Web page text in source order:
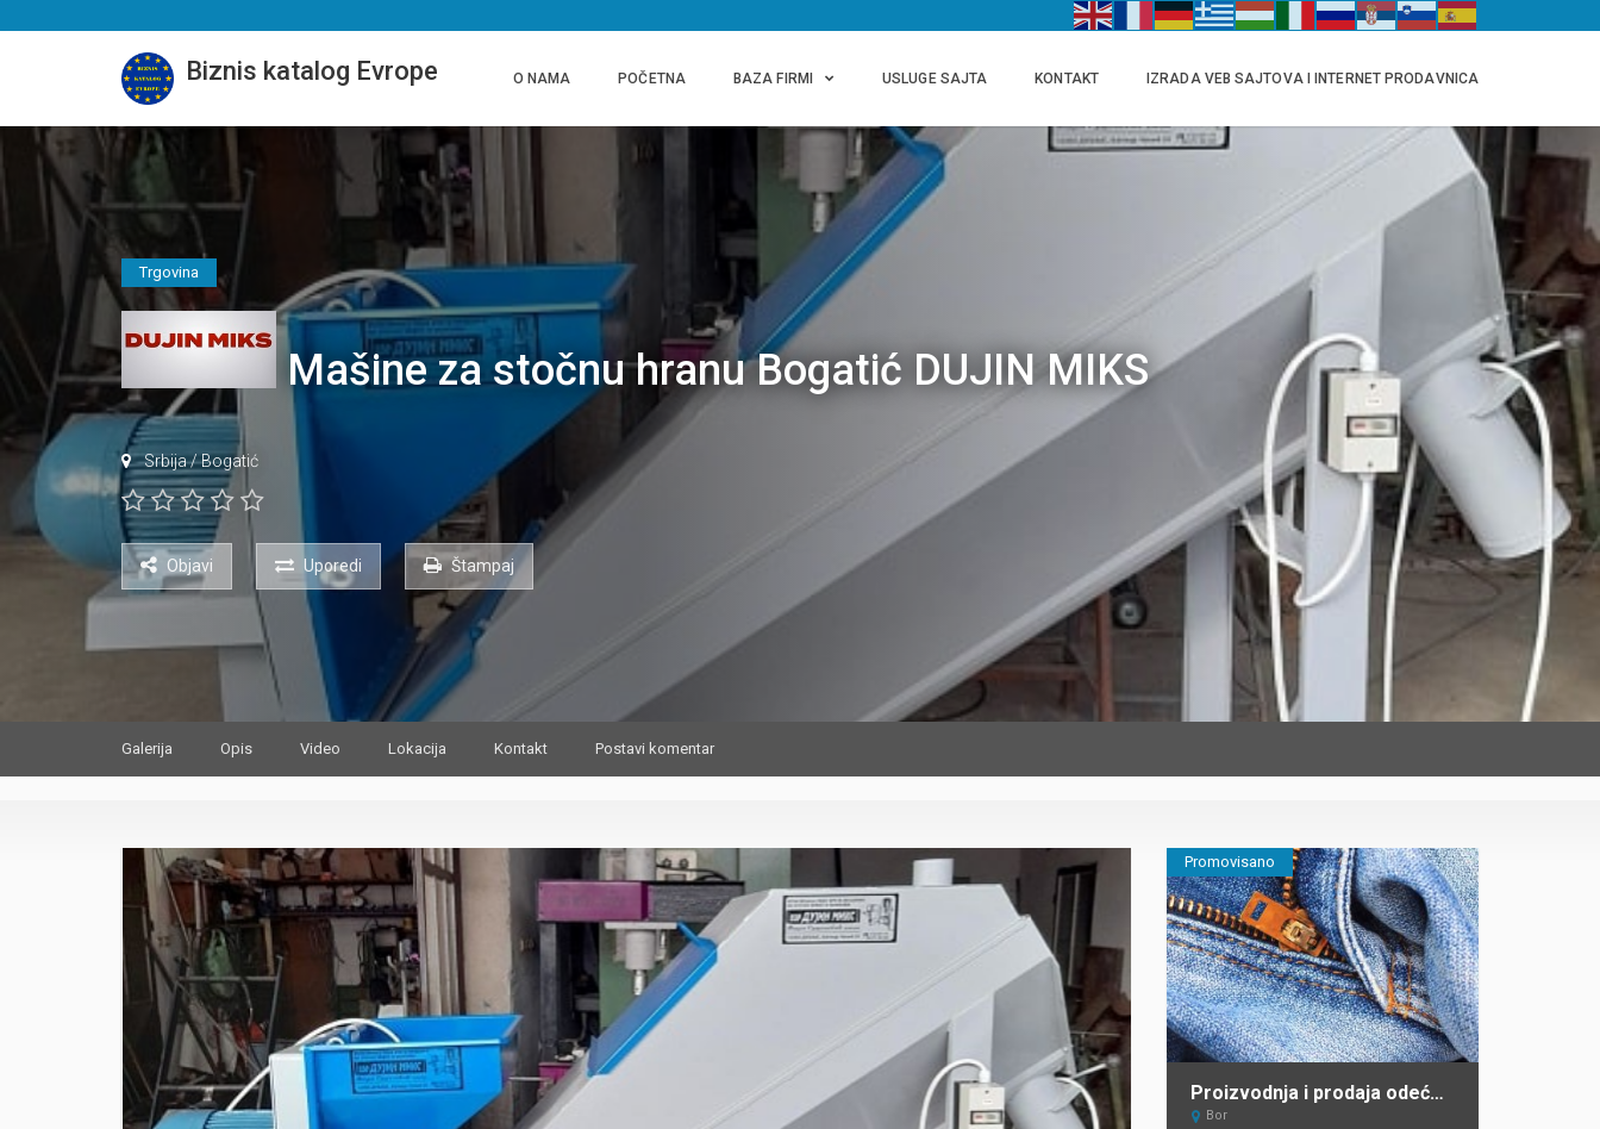
Biznis katalog Evrope O NAMA POČETNA BAZA FIRMI USLUGE SAJTA KONTAKT IZRADA VEB SAJTOVA I INTERNET PRODAVNICA
Trgovina
Mašine za stočnu hranu Bogatić DUJIN MIKS
Srbija/Bogatić
Objavi Uporedi Štampaj
Galerija Opis Video Lokacija Kontakt Postavi komentar
Promovisano
Proizvodnja i prodaja odeće Verona Hit Jeans
Bor